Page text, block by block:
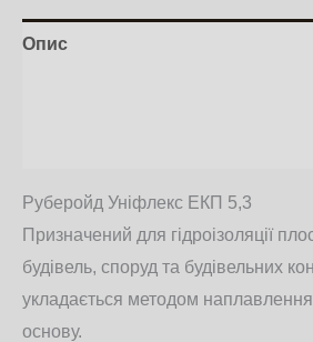
Опис
Руберойд Уніфлекс ЕКП 5,3
Призначений для гідроізоляції
будівель, споруд та будівельних
укладається методом
основу.